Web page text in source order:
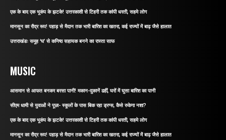
एक के बाद एक भूकंप के झटके! उत्तरकाशी से टिहरी तक कांपी धरती, सहमे लोग
मानसून का रौद्र रूप! पहाड़ से मैदान तक भारी बारिश का खतरा, कई राज्यों में बाढ़ जैसे हालात
उत्तराखंडः समूह ‘घ’ से कनिष्ठ सहायक बनने का रास्ता साफ
MUSIC
आसमान से आफत बनकर बरसा पानी! मकान-दुकानें ढहीं, घरों में घुसा बारिश का पानी
सीएम धामी से युवाओं ने पूछा- स्कूलों के पास बिक रहा ड्रग्स, कैसे रुकेगा नशा?
एक के बाद एक भूकंप के झटके! उत्तरकाशी से टिहरी तक कांपी धरती, सहमे लोग
मानसून का रौद्र रूप! पहाड़ से मैदान तक भारी बारिश का खतरा, कई राज्यों में बाढ़ जैसे हालात